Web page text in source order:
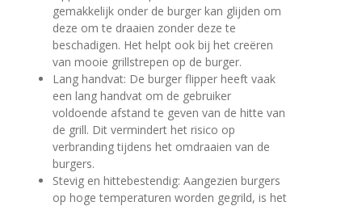
gemakkelijk onder de burger kan glijden om
deze om te draaien zonder deze te
beschadigen. Het helpt ook bij het creëren
van mooie grillstrepen op de burger.
Lang handvat: De burger flipper heeft vaak
een lang handvat om de gebruiker
voldoende afstand te geven van de hitte van
de grill. Dit vermindert het risico op
verbranding tijdens het omdraaien van de
burgers.
Stevig en hittebestendig: Aangezien burgers
op hoge temperaturen worden gegrild, is het